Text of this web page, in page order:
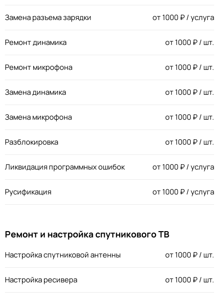
Замена разъема зарядки от1000₽ / услуга
Ремонт динамика от1000₽ / шт.
Ремонт микрофона от1000₽ / шт.
Замена динамика от1000₽ / шт.
Замена микрофона от1000₽ / шт.
Разблокировка от1000₽ / шт.
Ликвидация программных ошибок от1000₽ / услуга
Русификация от1000₽ / услуга
Ремонт и настройка спутникового ТВ
Настройка спутниковой антенны от1000₽ / шт.
Настройка ресивера от1000₽ / шт.